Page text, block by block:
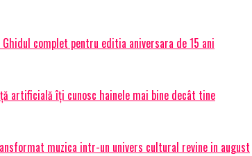
complet pentru editia aniversara de 15 ani
artificială îți cunosc hainele mai bine decât tine
muzica intr-un univers cultural revine in august